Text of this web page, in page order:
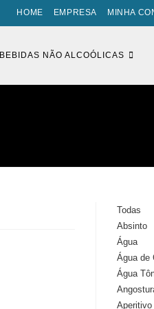
HOME EMPRESA MINHA
BEBIDAS NÃO ALCOÓLICAS
Todas
Absinto
Água
Água de
Água
Aperitivo